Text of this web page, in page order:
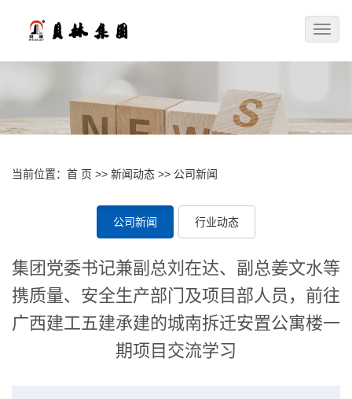
Toggle
当前位置： 首 页 >> 新闻动态 >> 公司新闻
公司新闻 行业动态
集团党委书记兼副总刘在达、副总姜文水等
携质量、安全生产部门及项目部人员，前往
广西建工五建承建的城南拆迁安置公寓楼一
期项目交流学习